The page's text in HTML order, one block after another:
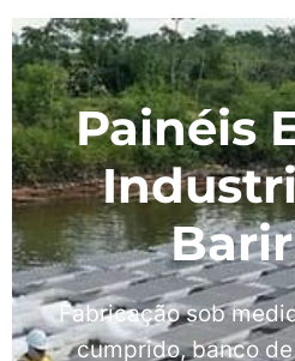
Painéis
Fabricação sob
cumprido, banco